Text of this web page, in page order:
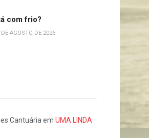
com frio?
AGOSTO DE 2026
Cantuária em UMA LINDA